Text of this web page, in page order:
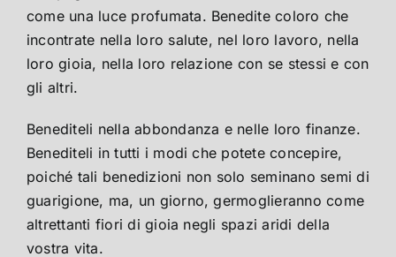
come una luce profumata. Benedite coloro che
incontrate nella loro salute, nel loro lavoro, nella
loro gioia, nella loro relazione con se stessi e con
gli altri.
Benediteli nella abbondanza e nelle loro finanze.
Benediteli in tutti i modi che potete concepire,
poiché tali benedizioni non solo seminano semi di
guarigione, ma, un giorno, germoglieranno come
altrettanti fiori di gioia negli spazi aridi della
vostra vita.